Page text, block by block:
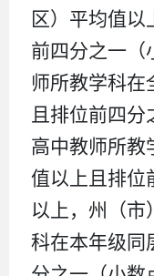
区）平均值以
前四分之一（
师所教学科在
且排位前四分
高中教师所教
值以上且排位
以上，州（市
科在本年级同